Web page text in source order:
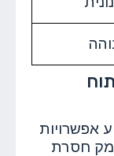
אפשרויות
חסרת